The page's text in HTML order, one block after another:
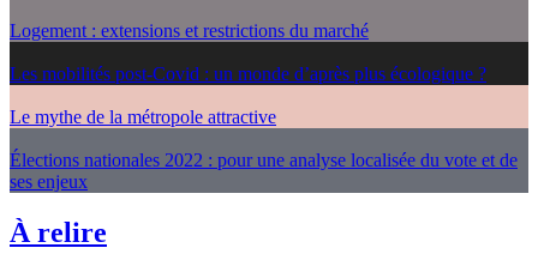
Logement : extensions et restrictions du marché
Les mobilités post-Covid : un monde d’après plus écologique ?
Le mythe de la métropole attractive
Élections nationales 2022 : pour une analyse localisée du vote et de
ses enjeux
À relire